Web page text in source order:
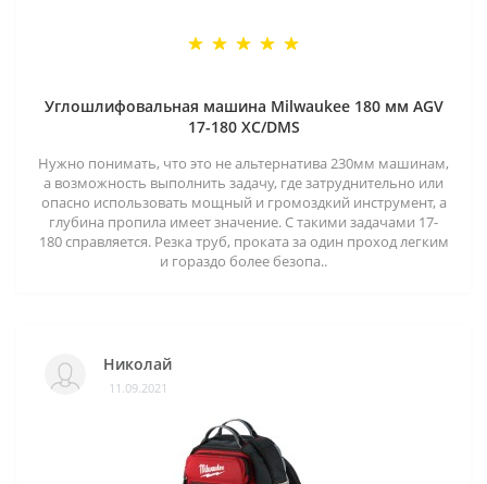
Углошлифовальная машина Milwaukee 180 мм AGV
17-180 XC/DMS
Нужно понимать, что это не альтернатива 230мм машинам,
а возможность выполнить задачу, где затруднительно или
опасно использовать мощный и громоздкий инструмент, а
глубина пропила имеет значение. С такими задачами 17-
180 справляется. Резка труб, проката за один проход легким
и гораздо более безопа..
Николай
11.09.2021